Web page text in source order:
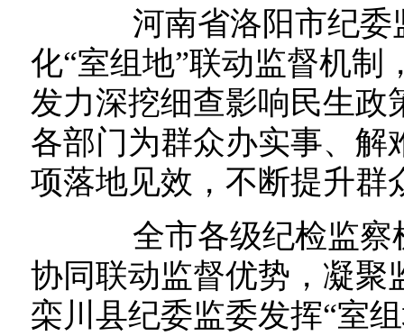
河南省洛阳市纪委
化“室组地”联动监督机制
发力深挖细查影响民生政
各部门为群众办实事、解
项落地见效，不断提升群
全市各级纪检监察
协同联动监督优势，凝聚
栾川县纪委监委发挥“室